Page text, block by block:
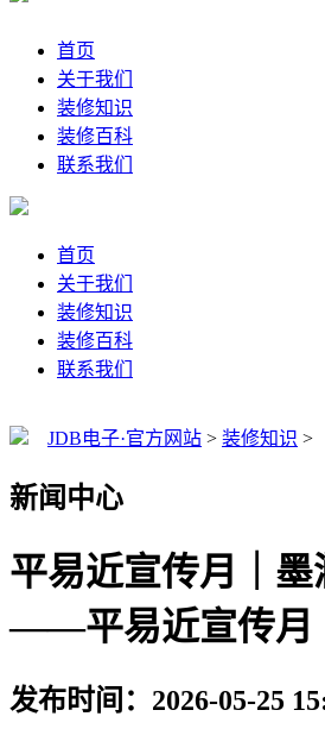
首页
关于我们
装修知识
装修百科
联系我们
首页
关于我们
装修知识
装修百科
联系我们
JDB电子·官方网站 > 装修知识 >
新闻中心
平易近宣传月｜墨
——平易近宣传月
发布时间：2026-05-25